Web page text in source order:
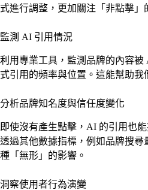
式進行調整，更加關注「非點擊」
監測 AI 引用情況
利用專業工具，監測品牌的內容被
式引用的頻率與位置。這能幫助我
分析品牌知名度與信任度變化
即使沒有產生點擊，AI 的引用也
透過其他數據指標，例如品牌搜
種「無形」的影響。
洞察使用者行為演變